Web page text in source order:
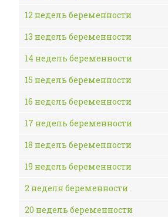
12 недель беременности
13 недель беременности
14 недель беременности
15 недель беременности
16 недель беременности
17 недель беременности
18 недель беременности
19 недель беременности
2 неделя беременности
20 недель беременности